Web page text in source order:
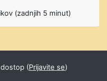
(zadnjih 5 minut)
(Prijavite se)